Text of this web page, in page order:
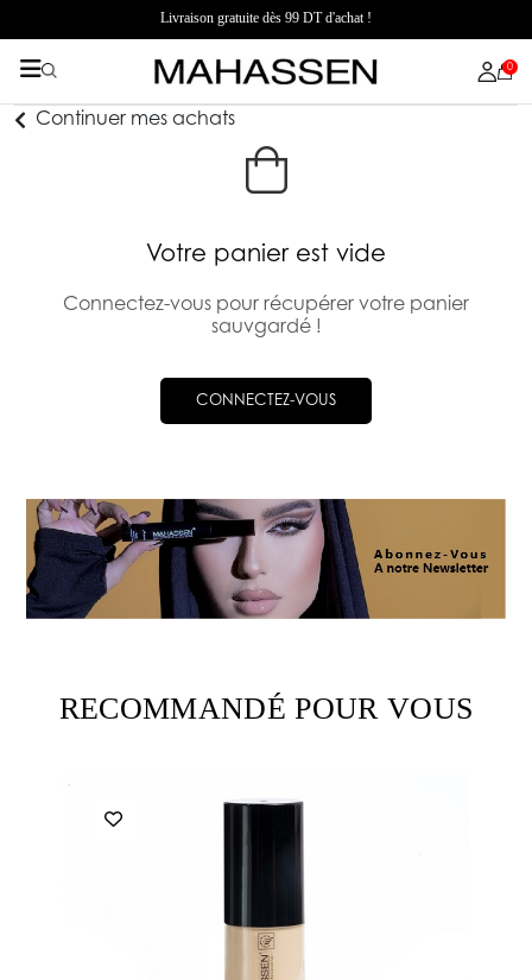
Livraison gratuite dès 99 DT d'achat !
0
Continuer mes achats
Votre panier est vide
Connectez-vous pour récupérer votre panier
sauvgardé !
CONNECTEZ-VOUS
RECOMMANDÉ POUR VOUS